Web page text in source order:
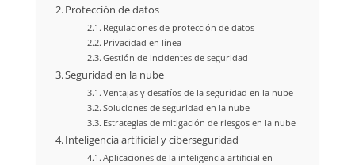
Protección de datos
Regulaciones de protección de datos
Privacidad en línea
Gestión de incidentes de seguridad
Seguridad en la nube
Ventajas y desafíos de la seguridad en la nube
Soluciones de seguridad en la nube
Estrategias de mitigación de riesgos en la nube
Inteligencia artificial y ciberseguridad
Aplicaciones de la inteligencia artificial en